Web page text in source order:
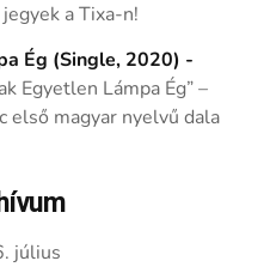
a Tixa-n!
Ég (Single, 2020) -
Egyetlen Lámpa Ég” –
első magyar nyelvű dala
július